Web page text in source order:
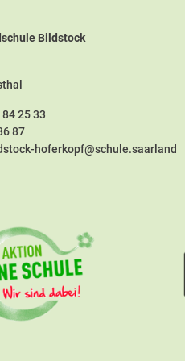
Bildstock
25 33
87
hoferkopf@schule.saarland